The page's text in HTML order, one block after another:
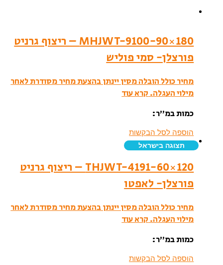
MHJWT-9100-90×180 – ריצוף גרניט
פורצלן- סמי פוליש
מחיר כולל הובלה מסין יינתן בהצעת מחיר מסודרת לאחר
מילוי העגלה. קרא עוד
כמות במ”ר:
הוספה לסל הבקשות
תצוגה בישראל
THJWT-4191-60×120 – ריצוף גרניט
פורצלן- לאפטו
מחיר כולל הובלה מסין יינתן בהצעת מחיר מסודרת לאחר
מילוי העגלה.קרא עוד
כמות במ”ר:
הוספה לסל הבקשות